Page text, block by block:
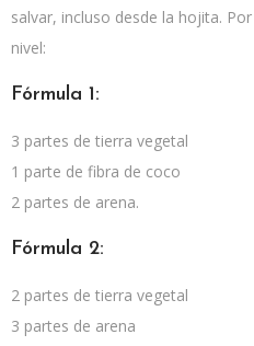
salvar, incluso desde la hojita.
nivel:
Fórmula 1:
3 partes de tierra vegetal
1 parte de fibra de coco
2 partes de arena.
Fórmula 2:
2 partes de tierra vegetal
3 partes de arena